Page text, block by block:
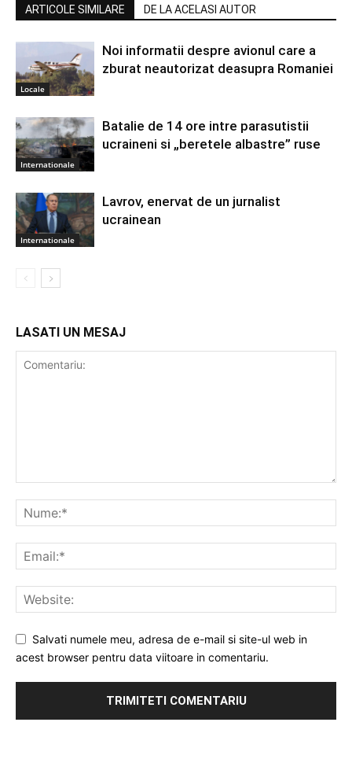
ARTICOLE SIMILARE DE LA ACELASI AUTOR
Locale
Noi informatii despre avionul care a
zburat neautorizat deasupra Romaniei
Internationale
Batalie de 14 ore intre parasutistii
ucraineni si „beretele albastre” ruse
Internationale
Lavrov, enervat de un jurnalist
ucrainean
LASATI UN MESAJ
Salvati numele meu, adresa de e-mail si site-ul web in
acest browser pentru data viitoare in comentariu.